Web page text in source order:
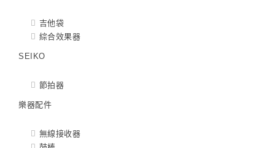
吉他袋
綜合效果器
SEIKO
節拍器
樂器配件
無線接收器